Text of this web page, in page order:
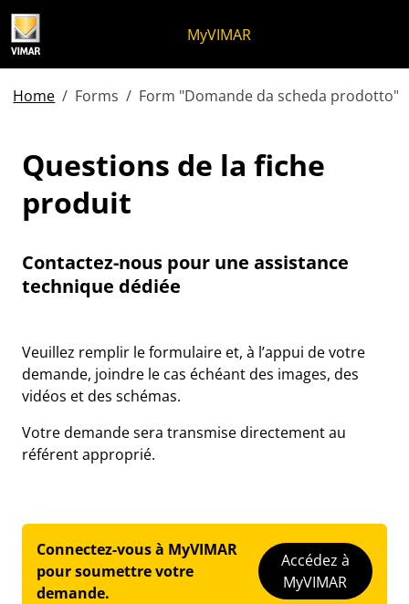
MyVIMAR
Home Forms Form "Domande da scheda prodotto"
Questions de la fiche
produit
Contactez-nous pour une assistance
technique dédiée
Veuillez remplir le formulaire et, à l’appui de votre
demande, joindre le cas échéant des images, des
vidéos et des schémas.
Votre demande sera transmise directement au
référent approprié.
Connectez-vous à MyVIMAR
pour soumettre votre
demande.
Accédez à
MyVIMAR